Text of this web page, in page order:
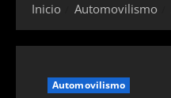
Inicio Automovilismo
Automovilismo